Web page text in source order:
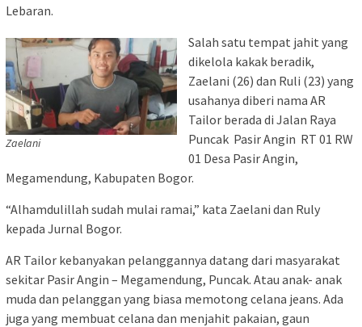
Lebaran.
Zaelani
Salah satu tempat jahit yang
dikelola kakak beradik,
Zaelani (26) dan Ruli (23) yang
usahanya diberi nama AR
Tailor berada di Jalan Raya
Puncak Pasir Angin RT 01 RW
01 Desa Pasir Angin,
Megamendung, Kabupaten Bogor.
“Alhamdulillah sudah mulai ramai,” kata Zaelani dan Ruly
kepada Jurnal Bogor.
AR Tailor kebanyakan pelanggannya datang dari masyarakat
sekitar Pasir Angin – Megamendung, Puncak. Atau anak- anak
muda dan pelanggan yang biasa memotong celana jeans. Ada
juga yang membuat celana dan menjahit pakaian, gaun